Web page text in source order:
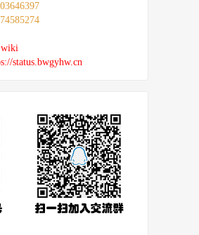
status.bwgyhw.cn